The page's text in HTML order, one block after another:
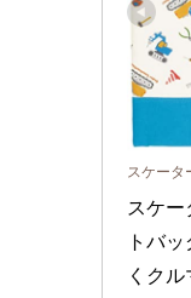
スケータ
スケー
トバ
くク